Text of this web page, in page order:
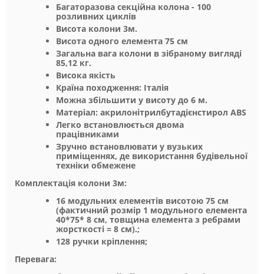
Багаторазова секційна колона - 100
розливних циклів
Висота колони 3м.
Висота одного елемента 75 см
Загальна вага колони в зібраному вигляді
85,12 кг.
Висока якість
Країна походження: Італія
Можна збільшити у висоту до 6 м.
Матеріал: акрилонітрилбутадієнстирол ABS
Легко встановлюється двома
працівниками
Зручно встановлювати у вузьких
приміщеннях, де використання будівельної
техніки обмежене
Комплектація колони 3м:
16 модульних елементів висотою 75 см
(фактичний розмір 1 модульного елемента
40*75* 8 см, товщина елемента з ребрами
жорсткості = 8 см).;
128 ручки кріплення;
Перевага: